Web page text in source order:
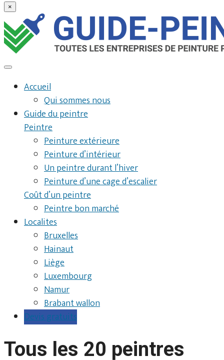
×
Accueil
Qui sommes nous
Guide du peintre
Peintre
Peinture extérieure
Peinture d’intérieur
Un peintre durant l’hiver
Peinture d’une cage d’escalier
Coût d’un peintre
Peintre bon marché
Localites
Bruxelles
Hainaut
Liège
Luxembourg
Namur
Brabant wallon
Devis gratuits
Tous les 20 peintres